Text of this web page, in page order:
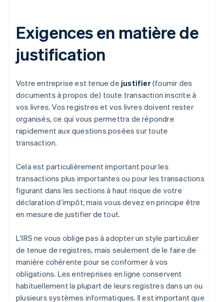
Exigences en matière de
justification
Votre entreprise est tenue de justifier(fournir des
documents à propos de) toute transaction inscrite à
vos livres. Vos registres et vos livres doivent rester
organisés, ce qui vous permettra de répondre
rapidement aux questions posées sur toute
transaction.
Cela est particulièrement important pour les
transactions plus importantes ou pour les transactions
figurant dans les sections à haut risque de votre
déclaration d’impôt, mais vous devez en principe être
en mesure de justifier de tout.
L'IRS ne vous oblige pas à adopter un style particulier
de tenue de registres, mais seulement de le faire de
manière cohérente pour se conformer à vos
obligations. Les entreprises en ligne conservent
habituellement la plupart de leurs registres dans un ou
plusieurs systèmes informatiques. Il est important que